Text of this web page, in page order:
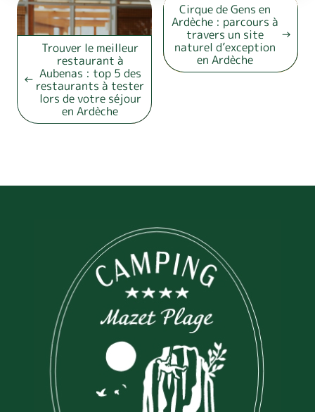
Trouver le meilleur
restaurant à
Aubenas : top 5 des
restaurants à tester
lors de votre séjour
en Ardèche
Cirque de Gens en
Ardèche : parcours à
travers un site
naturel d’exception
en Ardèche